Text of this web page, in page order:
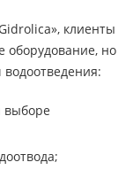
клиенты
оборудование, но
выборе